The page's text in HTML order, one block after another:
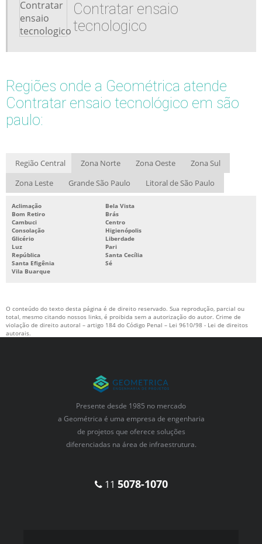
Contratar ensaio
tecnologico
Regiões onde a Geométrica atende
Contratar ensaio tecnológico em são
paulo:
Região Central Zona Norte Zona Oeste
Zona Sul
Zona Leste
Grande São Paulo Litoral de São Paulo
Aclimação
Bela Vista
Bom Retiro
Brás
Cambuci
Centro
Consolação
Higienópolis
Glicério
Liberdade
Luz
Pari
República
Santa Cecília
Santa Efigênia
Sé
Vila Buarque
O conteúdo do texto desta página é de direito reservado. Sua reprodução, parcial ou
total, mesmo citando nossos links, é proibida sem a autorização do autor. Crime de
violação de direito autoral – artigo 184 do Código Penal – Lei 9610/98 - Lei de direitos
autorais.
Presente desde 1985 no mercado
a Geométrica é uma empresa de engenharia
de projetos que oferece soluções
diferenciadas na área de infraestrutura.
11 5078-1070